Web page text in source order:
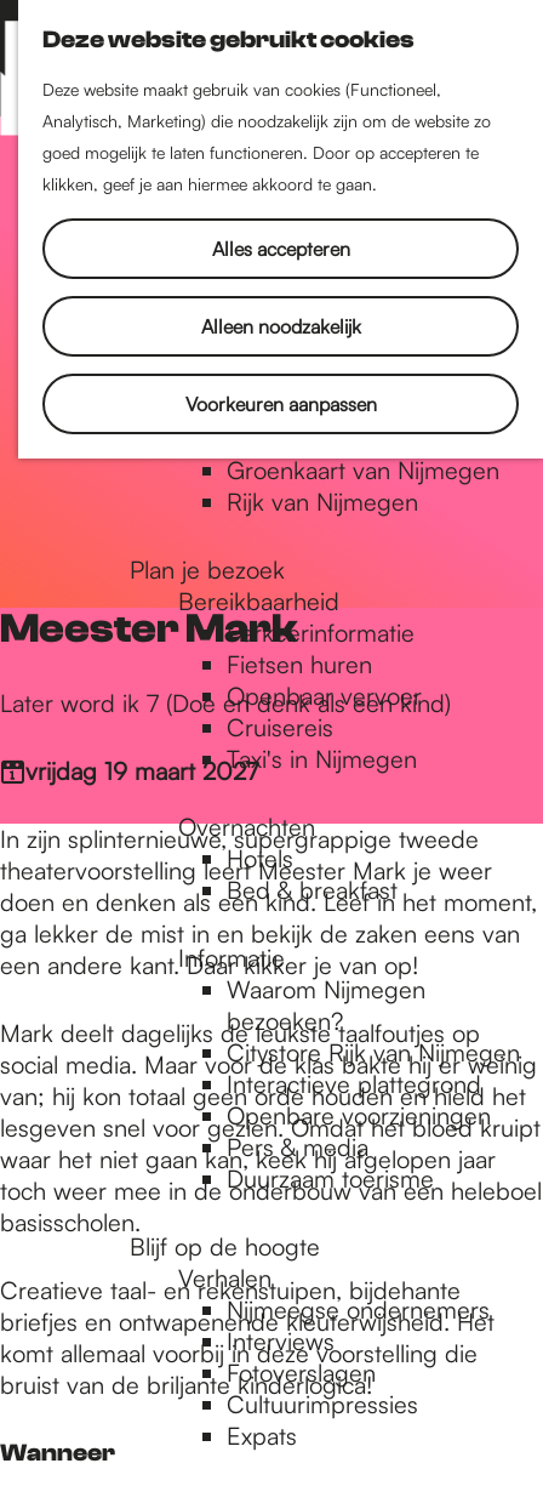
Deze website gebruikt cookies
Deze website maakt gebruik van cookies (Functioneel,
Analytisch, Marketing) die noodzakelijk zijn om de website zo
goed mogelijk te laten functioneren. Door op accepteren te
klikken, geef je aan hiermee akkoord te gaan.
Alles accepteren
Alleen noodzakelijk
Voorkeuren aanpassen
Z
o
e
k
e
K
a
a
r
t
M
e
n
Nijmegen-Nieuw-West
Nijmegen-Oud-West
Dukenburg
Lindenholt
Historie
De oudste stad van
Nederland
Historische tijdlijn
Romeinse Limes
Vrede van Nijmegen Penning
Natuur in Nijmegen
Groenkaart van Nijmegen
Rijk van Nijmegen
Plan je bezoek
Bereikbaarheid
Parkeerinformatie
Fietsen huren
Openbaar vervoer
Cruisereis
Taxi's in Nijmegen
Overnachten
Hotels
Bed & breakfast
Informatie
Waarom Nijmegen
bezoeken?
Citystore Rijk van Nijmegen
Interactieve plattegrond
Openbare voorzieningen
Pers & media
Duurzaam toerisme
Blijf op de hoogte
Verhalen
Nijmeegse ondernemers
Interviews
Fotoverslagen
Cultuurimpressies
Expats
Meester Mark
Later word ik 7 (Doe en denk als een kind)
vrijdag 19 maart 2027
In zijn splinternieuwe, supergrappige tweede
theatervoorstelling leert Meester Mark je weer
doen en denken als een kind. Leef in het moment,
ga lekker de mist in en bekijk de zaken eens van
een andere kant. Daar kikker je van op!
Mark deelt dagelijks de leukste taalfoutjes op
social media. Maar voor de klas bakte hij er weinig
van; hij kon totaal geen orde houden en hield het
lesgeven snel voor gezien. Omdat het bloed kruipt
waar het niet gaan kan, keek hij afgelopen jaar
toch weer mee in de onderbouw van een heleboel
basisscholen.
Creatieve taal- en rekenstuipen, bijdehante
briefjes en ontwapenende kleuterwijsheid. Het
komt allemaal voorbij in deze voorstelling die
bruist van de briljante kinderlogica!
Wanneer